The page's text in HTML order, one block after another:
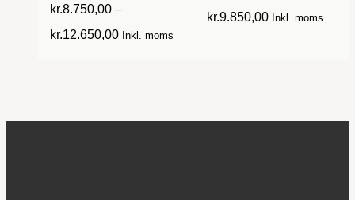
kr.8.750,00 –
kr.12.650,00 Inkl. moms
kr.9.850,00 Inkl. moms